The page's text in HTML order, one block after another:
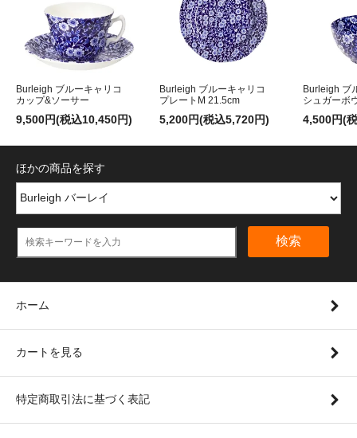
Burleigh ブルーキャリコ
カップ&ソーサー
9,500円(税込10,450円)
Burleigh ブルーキャリコ
プレートM 21.5cm
5,200円(税込5,720円)
Burleigh ブ
シュガーボ
4,500円(
ほかの商品を探す
検索
ホーム
カートを見る
特定商取引法に基づく表記